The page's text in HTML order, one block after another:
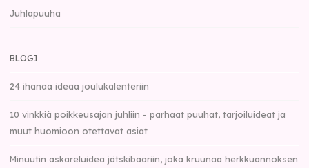
Juhlapuuha
BLOGI
24 ihanaa ideaa joulukalenteriin
10 vinkkiä poikkeusajan juhliin - parhaat puuhat, tarjoiluideat ja
muut huomioon otettavat asiat
Minuutin askareluidea jätskibaariin, joka kruunaa herkkuannoksen